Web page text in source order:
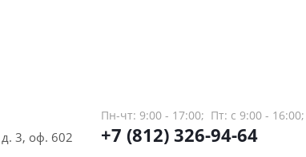
3, оф. 602
Пн-чт: 9:00 - 17:00; Пт: с 9:00 - 16:00;
+7 (812) 326-94-64